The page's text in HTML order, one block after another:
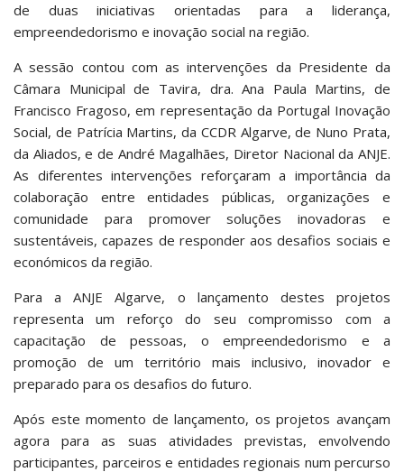
de duas iniciativas orientadas para a liderança,
empreendedorismo e inovação social na região.
A sessão contou com as intervenções da Presidente da
Câmara Municipal de Tavira, dra. Ana Paula Martins, de
Francisco Fragoso, em representação da Portugal Inovação
Social, de Patrícia Martins, da CCDR Algarve, de Nuno Prata,
da Aliados, e de André Magalhães, Diretor Nacional da ANJE.
As diferentes intervenções reforçaram a importância da
colaboração entre entidades públicas, organizações e
comunidade para promover soluções inovadoras e
sustentáveis, capazes de responder aos desafios sociais e
económicos da região.
Para a ANJE Algarve, o lançamento destes projetos
representa um reforço do seu compromisso com a
capacitação de pessoas, o empreendedorismo e a
promoção de um território mais inclusivo, inovador e
preparado para os desafios do futuro.
Após este momento de lançamento, os projetos avançam
agora para as suas atividades previstas, envolvendo
participantes, parceiros e entidades regionais num percurso